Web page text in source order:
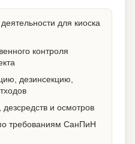
для киоска
контроля
дезинсекцию,
и осмотров
требованиям СанПиН